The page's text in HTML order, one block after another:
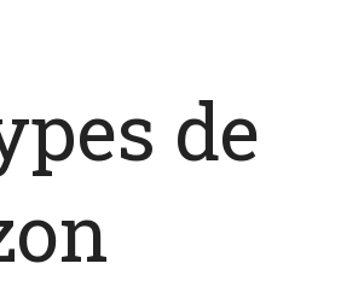
de